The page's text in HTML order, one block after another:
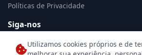
Políticas de Privacidade
Siga-nos
Utilizamos cookies próprios e de